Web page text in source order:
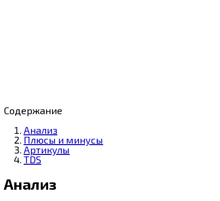
Содержание
Анализ
Плюсы и минусы
Артикулы
TDS
Анализ